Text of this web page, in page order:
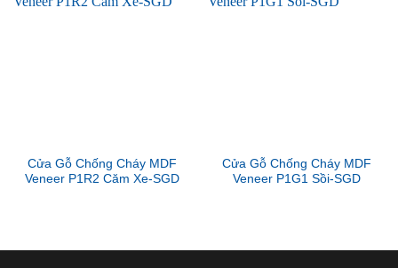
Cửa Gỗ Chống Cháy MDF
Veneer P1R2 Căm Xe-SGD
Cửa Gỗ Chống Cháy MDF
Veneer P1G1 Sồi-SGD